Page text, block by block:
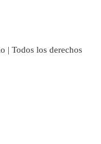
| Todos los derechos